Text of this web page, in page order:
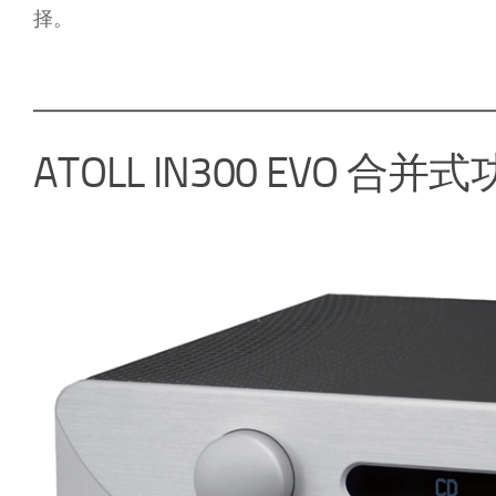
择。
ATOLL IN300 EVO 合并式